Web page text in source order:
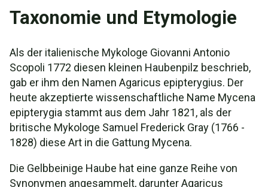
Taxonomie und Etymologie
Als der italienische Mykologe Giovanni Antonio
Scopoli 1772 diesen kleinen Haubenpilz beschrieb,
gab er ihm den Namen Agaricus epipterygius. Der
heute akzeptierte wissenschaftliche Name Mycena
epipterygia stammt aus dem Jahr 1821, als der
britische Mykologe Samuel Frederick Gray (1766 -
1828) diese Art in die Gattung Mycena.
Die Gelbbeinige Haube hat eine ganze Reihe von
Synonymen angesammelt, darunter Agaricus